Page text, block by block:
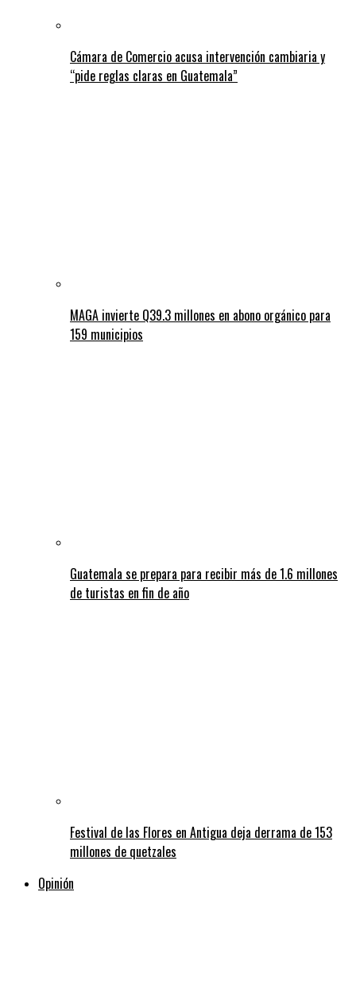
Cámara de Comercio acusa intervención cambiaria y
“pide reglas claras en Guatemala”
MAGA invierte Q39.3 millones en abono orgánico para
159 municipios
Guatemala se prepara para recibir más de 1.6 millones
de turistas en fin de año
Festival de las Flores en Antigua deja derrama de 153
millones de quetzales
Opinión